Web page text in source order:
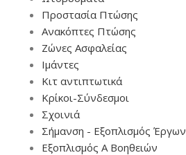
Προστασία Πτώσης
Ανακόπτες Πτώσης
Ζώνες Ασφαλείας
Ιμάντες
Κιτ αντιπτωτικά
Κρίκοι-Σύνδεσμοι
Σχοινιά
Σήμανση - Εξοπλισμός Έργων
Εξοπλισμός Α Βοηθειών